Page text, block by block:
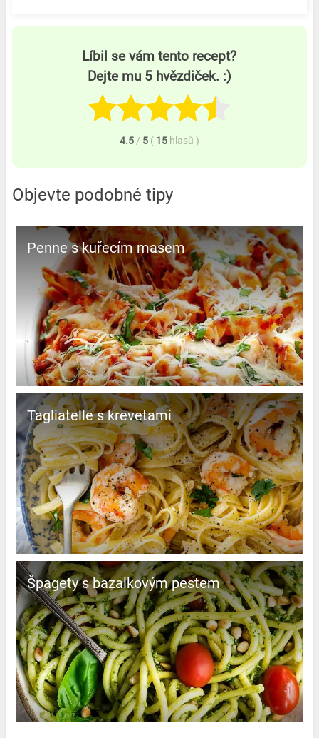
Líbil se vám tento recept?
Dejte mu 5 hvězdiček. :)
4.5 / 5 ( 15 hlasů )
Objevte podobné tipy
Penne s kuřecím masem
Tagliatelle s krevetami
Špagety s bazalkovým pestem